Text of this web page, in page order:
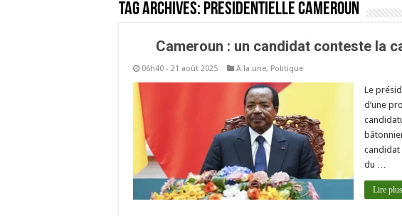
Tag Archives: Présidentielle Cameroun
Cameroun : un candidat conteste la
06h40 - 21 août 2025 A la une, Politique
Le
d’une
candidat
du …
Lire